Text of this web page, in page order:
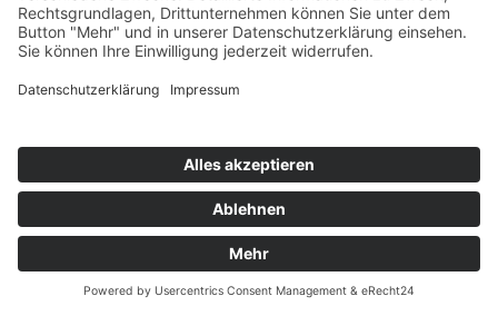
22.
FEB
Erfüllte Weiterbildungspflicht
Neuigkeiten und Presse
Aktuelle Objekte